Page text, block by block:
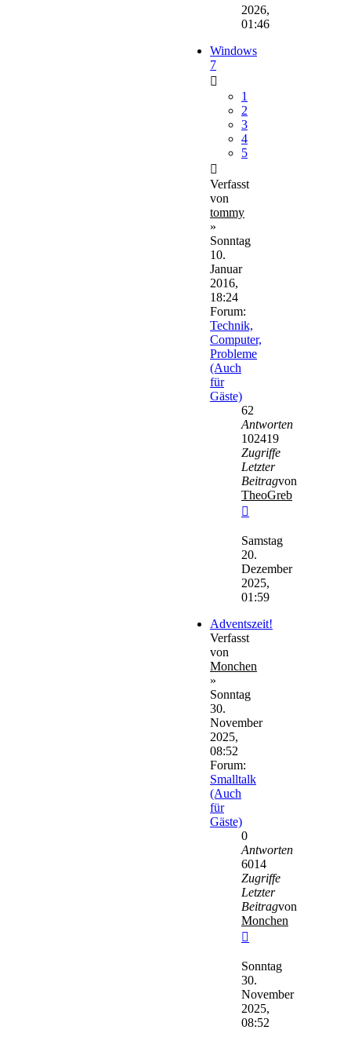
2026,
01:46
Windows
7
1
2
3
4
5
Verfasst
von
tommy
»
Sonntag
10.
Januar
2016,
18:24
Forum:
Technik,
Computer,
Probleme
(Auch
für
Gäste)
62
Antworten
102419
Zugriffe
Letzter
Beitragvon
TheoGreb
Beitrag
Samstag
20.
Dezember
2025,
01:59
Adventszeit!
Verfasst
von
Monchen
»
Sonntag
30.
November
2025,
08:52
Forum:
Smalltalk
(Auch
für
Gäste)
0
Antworten
6014
Zugriffe
Letzter
Beitragvon
Monchen
Beitrag
Sonntag
30.
November
2025,
08:52